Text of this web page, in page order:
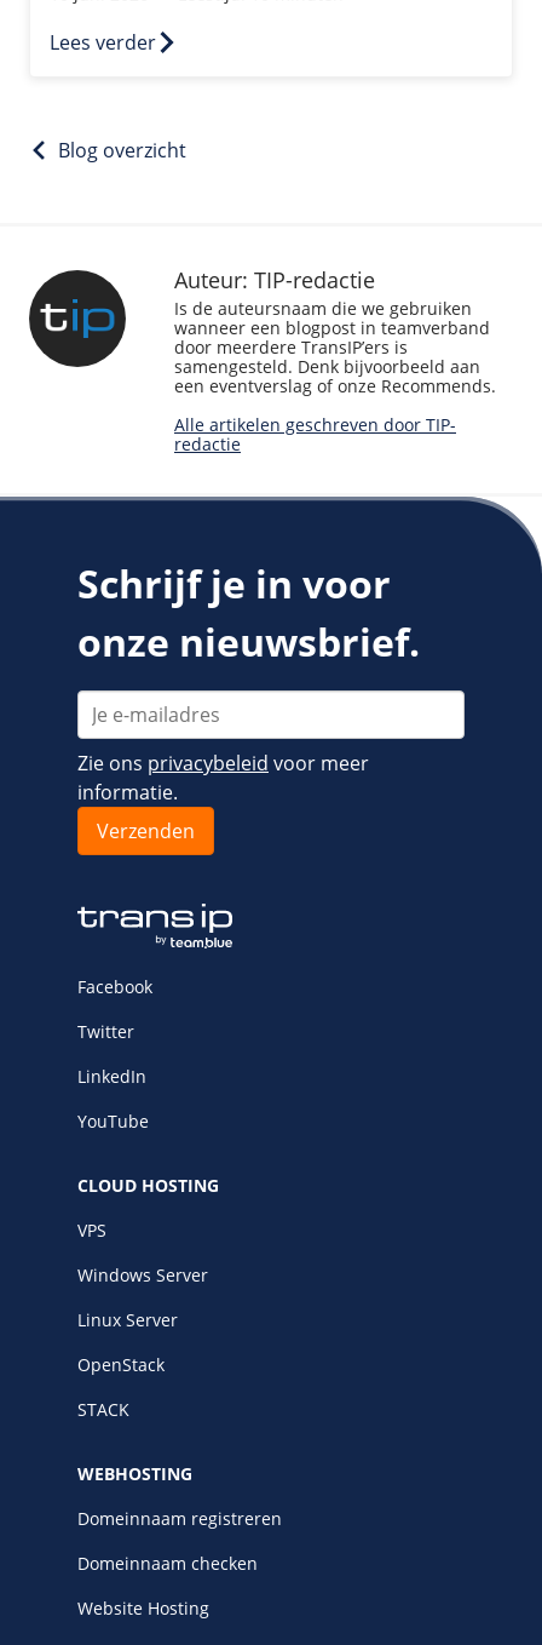
Lees verder
Blog overzicht
Auteur: TIP-redactie
Is de auteursnaam die we gebruiken
wanneer een blogpost in teamverband
door meerdere TransIP’ers is
samengesteld. Denk bijvoorbeeld aan
een eventverslag of onze Recommends.
Alle artikelen geschreven door TIP-
redactie
Schrijf je in voor
onze nieuwsbrief.
Zie ons privacybeleid voor meer
informatie.
Facebook
Twitter
LinkedIn
YouTube
CLOUD HOSTING
VPS
Windows Server
Linux Server
OpenStack
STACK
WEBHOSTING
Domeinnaam registreren
Domeinnaam checken
Website Hosting